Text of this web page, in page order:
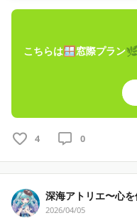
こちらは🪟窓際プラン
4 0
深海アトリエ〜心
2026/04/05